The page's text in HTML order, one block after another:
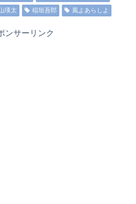
瑛太 稲垣吾郎 風よあらしよ
ンサーリンク